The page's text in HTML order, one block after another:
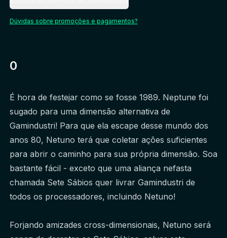
Dúvidas sobre promoções e pagamentos?
0
É hora de festejar como se fosse 1989. Neptune foi
sugado para uma dimensão alternativa de
Gamindustri! Para que ela escape desse mundo dos
anos 80, Netuno terá que coletar ações suficientes
para abrir o caminho para sua própria dimensão. Soa
bastante fácil - exceto que uma aliança nefasta
chamada Sete Sábios quer livrar Gamindustri de
todos os processadores, incluindo Netuno!
Forjando amizades cross-dimensionais, Netuno será